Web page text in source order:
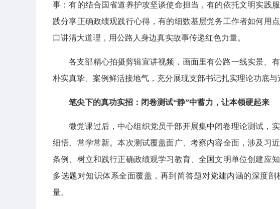
事：有的结合国省道养护攻坚谈使命担当，有的依托文明实践
践分享正确政绩观践行心得，有的细数基层党务工作者如何用
口讲清大道理，用公路人身边真实故事传递红色力量。
各支部精心拍摄剪辑宣讲视频，画面里有公路一线实景、
朴实真挚、案例鲜活接地气，充分展现支部书记扎实理论功底与
笔尖下的真功实招：闭卷测试“静”中蓄力，让本领硬起来
微党课过后，中心组织党员干部开展集中闭卷理论测试，
细悟、常学常新。本次测试覆盖面广、考察内容全面，涉及习
条例、树立和践行正确政绩观学习教育、全国文明单位创建应
多选题对知识体系全面覆盖，再到简答题对党建内涵的深度
量。